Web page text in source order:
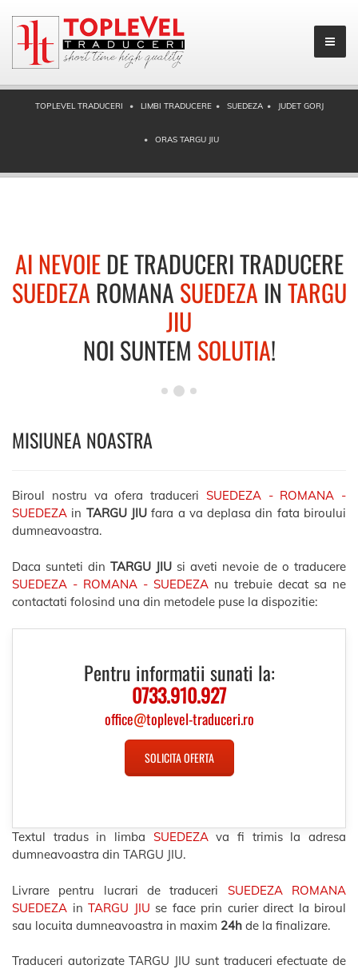
TOPLEVEL TRADUCERI LIMBI TRADUCERE SUEDEZA JUDET GORJ
ORAS TARGU JIU
AI NEVOIEDE TRADUCERI TRADUCERE
SUEDEZA ROMANA SUEDEZA IN TARGU
JIU
NOI SUNTEM SOLUTIA!
MISIUNEA NOASTRA
Biroul nostru va ofera traduceri SUEDEZA - ROMANA -
SUEDEZA in TARGU JIUfara a va deplasa din fata biroului
dumneavoastra.
Daca sunteti din TARGU JIU si aveti nevoie de o traducere
SUEDEZA - ROMANA - SUEDEZA nu trebuie decat sa ne
contactati folosind una din metodele puse la dispozitie:
Pentru informatii sunati la:
0733.910.927
office@toplevel-traduceri.ro
SOLICITA OFERTA
Textul tradus in limba SUEDEZAva fi trimis la adresa
dumneavoastra din TARGU JIU.
Livrare pentru lucrari de traduceri SUEDEZA ROMANA
SUEDEZA in TARGU JIU se face prin curier direct la biroul
sau locuita dumneavoastra in maxim 24h de la finalizare.
Traduceri autorizate TARGU JIU sunt traduceri efectuate de